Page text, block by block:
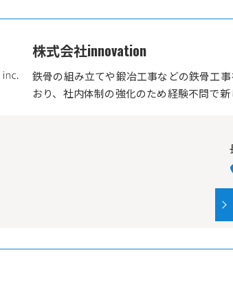
株式会社innovation
鉄骨の組み立てや鍛冶工事などの鉄骨工
おり、社内体制の強化のため経験不問で